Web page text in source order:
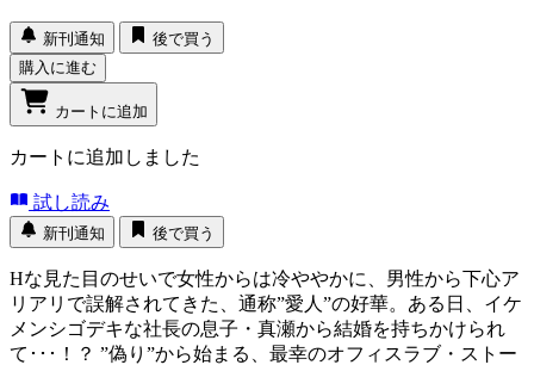
新刊通知
後で買う
購入に進む
カートに追加
カートに追加しました
試し読み
新刊通知 後で買う
Hな見た目のせいで女性からは冷ややかに、男性から下心ア
リアリで誤解されてきた、通称”愛人”の好華。ある日、イケ
メンシゴデキな社長の息子・真瀬から結婚を持ちかけられ
て･･･！？ ”偽り”から始まる、最幸のオフィスラブ・ストー